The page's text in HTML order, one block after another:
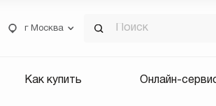
г Москва
Как купить Онлайн-